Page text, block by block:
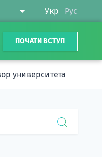
Укр Рус
ПОЧАТИ ВСТУП
университета